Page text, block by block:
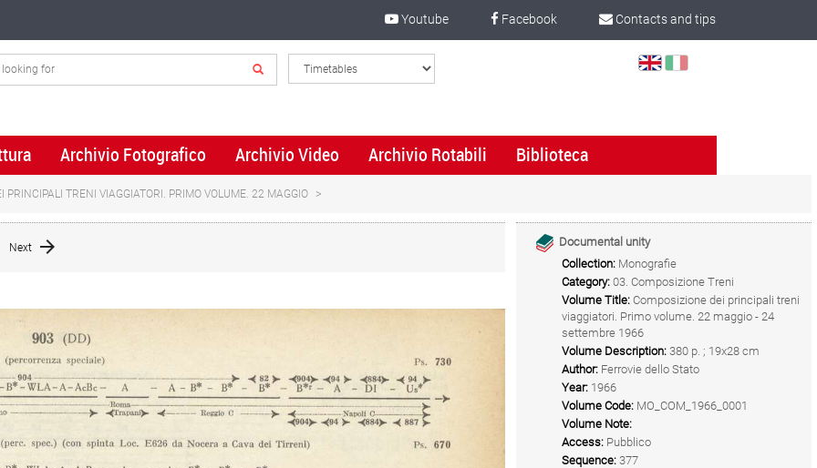
Contacts and tips
Facebook
Youtube
Select
Archivio Fotografico Archivio Video Archivio Rotabili Biblioteca
PRINCIPALI TRENI VIAGGIATORI. PRIMO VOLUME. 22 MAGGIO
Next
Documental unity
Collection: Monografie
Category: 03. Composizione Treni
Volume Title: Composizione dei principali treni
viaggiatori. Primo volume. 22 maggio - 24
settembre 1966
Volume Description: 380 p. ; 19x28 cm
Author: Ferrovie dello Stato
Year: 1966
Volume Code: MO_COM_1966_0001
Volume Note:
Access: Pubblico
Sequence: 377